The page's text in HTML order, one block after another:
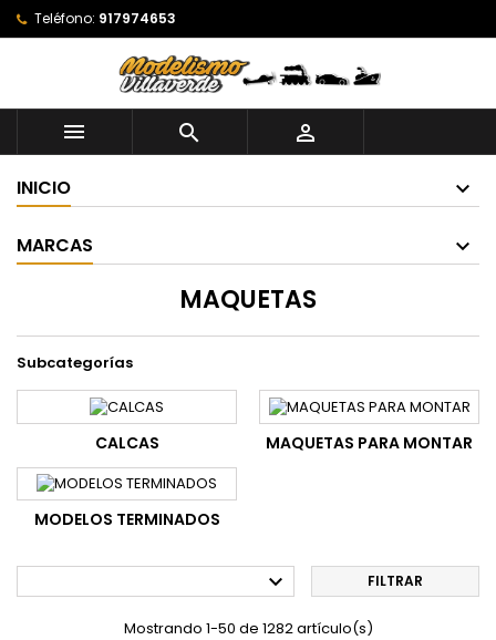
Teléfono: 917974653
  
INICIO
MARCAS
MAQUETAS
Subcategorías
CALCAS MAQUETAS PARA MONTAR
MODELOS TERMINADOS
 FILTRAR
Mostrando 1-50 de 1282 artículo(s)